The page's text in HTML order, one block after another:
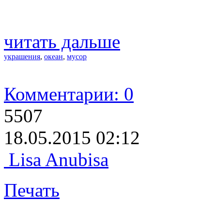
читать дальше
украшения, океан, мусор
Комментарии: 0
5507
18.05.2015 02:12
Lisa Anubisa
Печать